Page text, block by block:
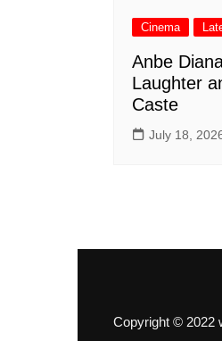
Cinema
Anbe
Laughter
Caste
July 18,
Copyright © 2022